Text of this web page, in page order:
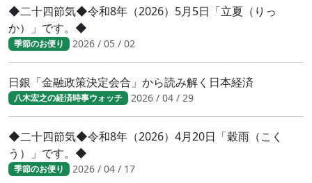
◆二十四節気◆令和8年（2026）5月5日「立夏（りっ
か）」です。◆
季節のお便り 2026 / 05 / 02
日銀「金融政策決定会合」から読み解く日本経済
八木宏之の経済時事ウォッチ 2026 / 04 / 29
◆二十四節気◆令和8年（2026）4月20日「穀雨（こく
う）」です。◆
季節のお便り 2026 / 04 / 17